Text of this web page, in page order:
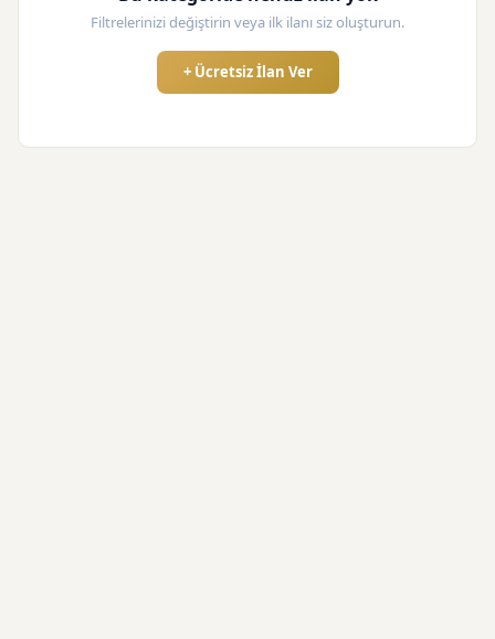
Filtrelerinizi değiştirin veya ilk ilanı siz oluşturun.
+ Ücretsiz İlan Ver